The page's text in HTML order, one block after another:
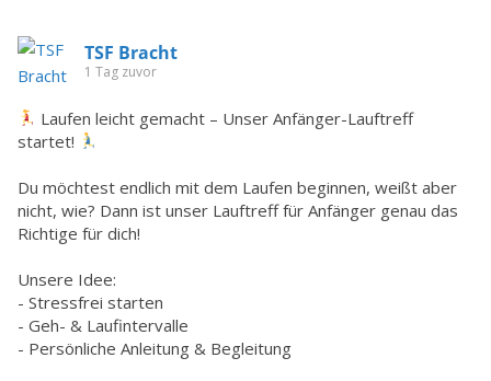
TSF Bracht
1 Tag zuvor
Laufen leicht gemacht – Unser Anfänger-Lauftreff
startet!
Du möchtest endlich mit dem Laufen beginnen, weißt aber
nicht, wie? Dann ist unser Lauftreff für Anfänger genau das
Richtige für dich!
Unsere Idee:
- Stressfrei starten
- Geh- & Laufintervalle
- Persönliche Anleitung & Begleitung